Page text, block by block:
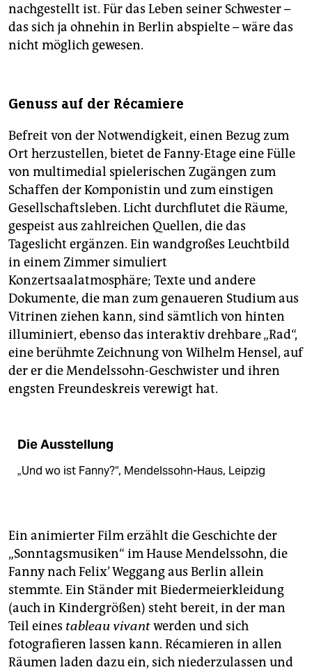
nachgestellt ist. Für das Leben seiner Schwester –
das sich ja ohnehin in Berlin abspielte – wäre das
nicht möglich gewesen.
Genuss auf der Récamiere
Befreit von der Notwendigkeit, einen Bezug zum
Ort herzustellen, bietet de Fanny-Etage eine Fülle
von multimedial spielerischen Zugängen zum
Schaffen der Komponistin und zum einstigen
Gesellschaftsleben. Licht durchflutet die Räume,
gespeist aus zahlreichen Quellen, die das
Tageslicht ergänzen. Ein wandgroßes Leuchtbild
in einem Zimmer simuliert
Konzertsaalatmosphäre; Texte und andere
Dokumente, die man zum genaueren Studium aus
Vitrinen ziehen kann, sind sämtlich von hinten
illuminiert, ebenso das interaktiv drehbare „Rad“,
eine berühmte Zeichnung von Wilhelm Hensel, auf
der er die Mendelssohn-Geschwister und ihren
engsten Freundeskreis verewigt hat.
Die Ausstellung
„Und wo ist Fanny?“, ­Mendelssohn-Haus, Leipzig
Ein animierter Film erzählt die Geschichte der
„Sonntagsmusiken“ im Hause Mendelssohn, die
Fanny nach Felix’ Weggang aus Berlin allein
stemmte. Ein Ständer mit Biedermeierkleidung
(auch in Kindergrößen) steht bereit, in der man
Teil eines tableau vivantwerden und sich
fotografieren lassen kann. Récamieren in allen
Räumen laden dazu ein, sich niederzulassen und